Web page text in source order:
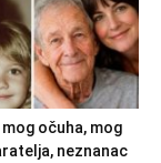
očuha, mog
neznanac